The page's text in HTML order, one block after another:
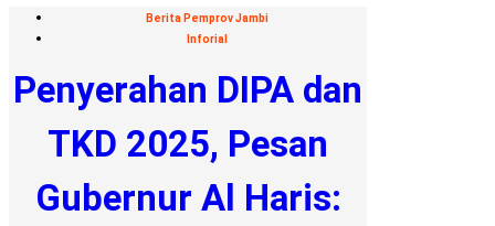
Berita Pemprov Jambi
Inforial
Penyerahan DIPA dan
TKD 2025, Pesan
Gubernur Al Haris: